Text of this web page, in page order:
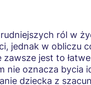
ról w
jednak w obliczu
jest to
nie oznacza bycia
dziecka z